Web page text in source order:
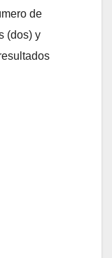
de
(dos) y